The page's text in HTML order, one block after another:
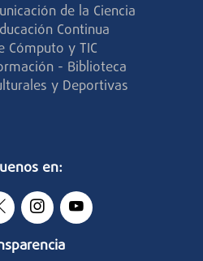
de la Ciencia
Continua
Cómputo y TIC
- Biblioteca
y Deportivas
en: